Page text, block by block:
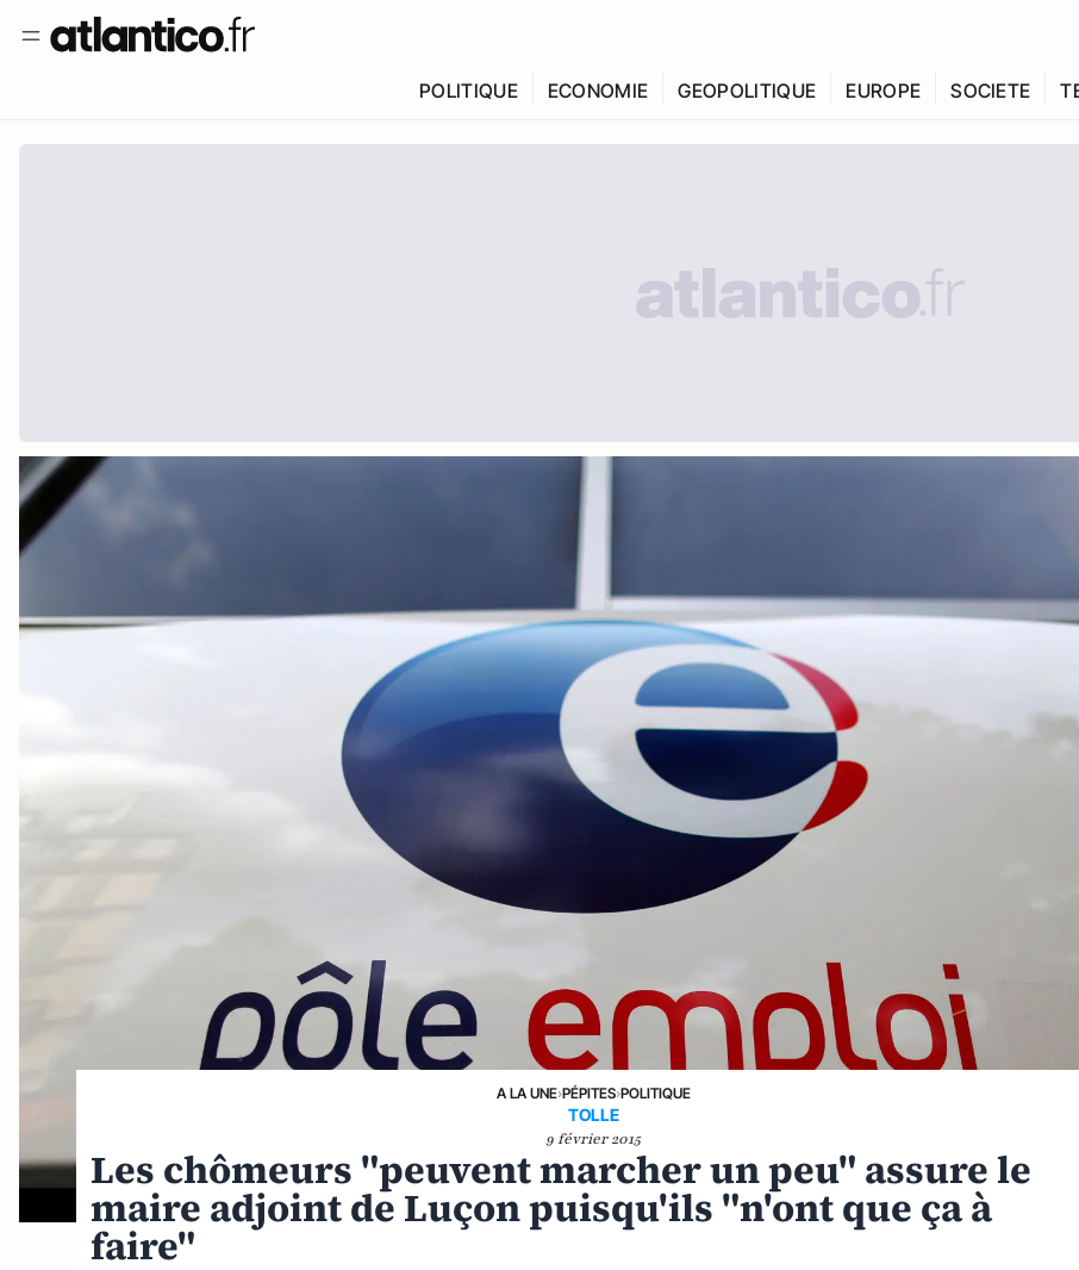
POLITIQUE ECONOMIE GEOPOLITIQUE EUROPE SOCIETE
A LA UNE›PÉPITES›POLITIQUE
TOLLE
9 février 2015
Les chômeurs "peuvent marcher un peu" assure le
maire adjoint de Luçon puisqu'ils "n'ont que ça à
faire"